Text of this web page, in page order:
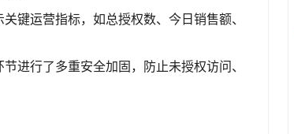
键运营指标，如总授权数、今日销售额、
进行了多重安全加固，防止未授权访问、